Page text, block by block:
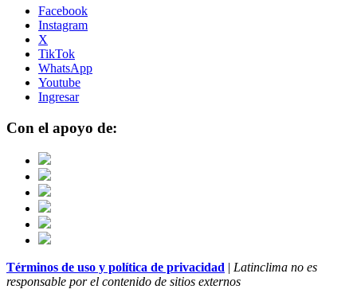
Facebook
Instagram
X
TikTok
WhatsApp
Youtube
Ingresar
Con el apoyo de:
Términos de uso y política de privacidad | Latinclima no es
responsable por el contenido de sitios externos